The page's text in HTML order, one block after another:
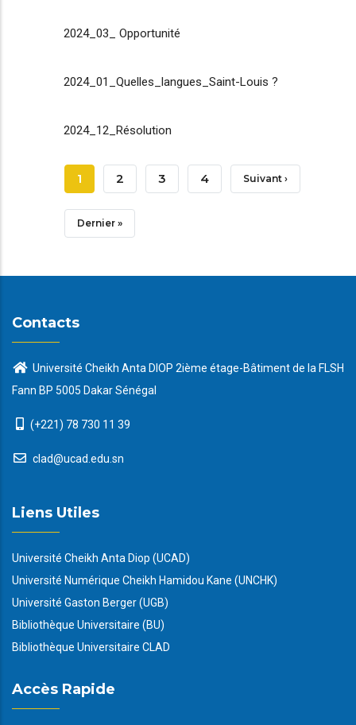
2024_03_ Opportunité
2024_01_Quelles_langues_Saint-Louis ?
2024_12_Résolution
Pagination
Page
Courante
1 Page
2 Page
3 Page
4 Page
Suivant ›
Dernière
Dernier »
Contacts
Université Cheikh Anta DIOP 2ième étage-Bâtiment de la FLSH
Fann BP 5005 Dakar Sénégal
(+221) 78 730 11 39
clad@ucad.edu.sn
Liens Utiles
Université Cheikh Anta Diop (UCAD)
Université Numérique Cheikh Hamidou Kane (UNCHK)
Université Gaston Berger (UGB)
Bibliothèque Universitaire (BU)
Bibliothèque Universitaire CLAD
Accès Rapide